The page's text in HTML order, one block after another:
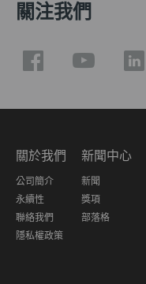
關注我們
關於我們
公司簡介
永續性
聯絡我們
隱私權政策
新聞中心
新聞
獎項
部落格